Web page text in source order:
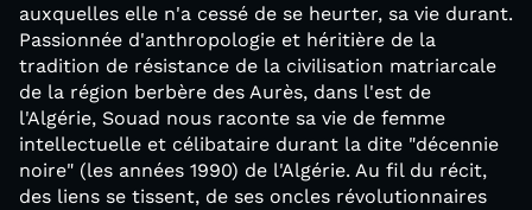
auxquelles elle n'a cessé de se heurter, sa vie durant.
Passionnée d'anthropologie et héritière de la
tradition de résistance de la civilisation matriarcale
de la région berbère des Aurès, dans l'est de
l'Algérie, Souad nous raconte sa vie de femme
intellectuelle et célibataire durant la dite "décennie
noire" (les années 1990) de l'Algérie. Au fil du récit,
des liens se tissent, de ses oncles révolutionnaires